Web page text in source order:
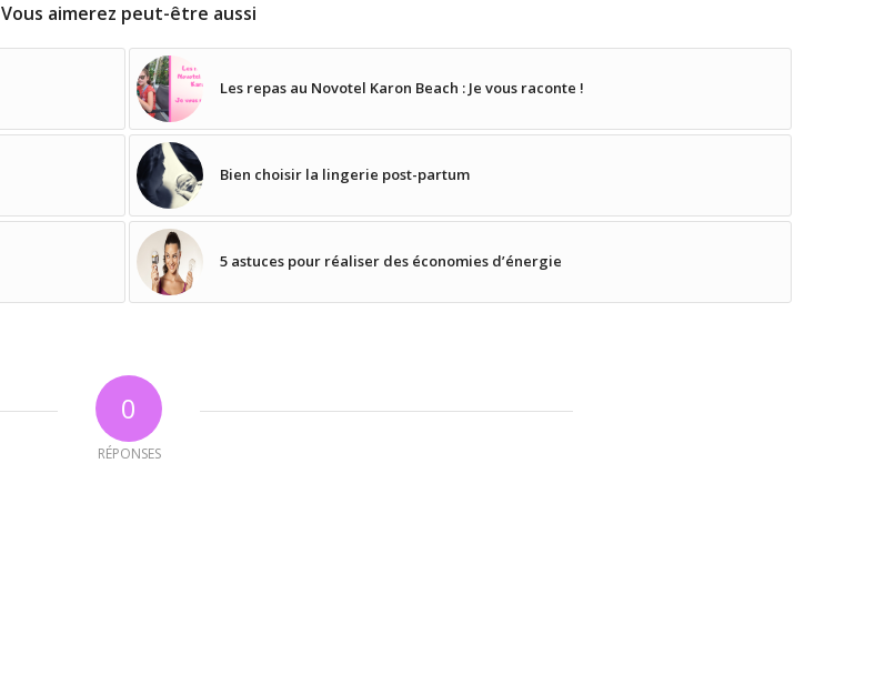
Vous aimerez peut-être aussi
Les repas au Novotel Karon Beach : Je vous raconte !
Bien choisir la lingerie post-partum
5 astuces pour réaliser des économies d’énergie
0
RÉPONSES